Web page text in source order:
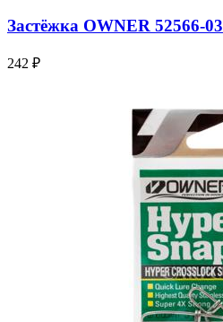
Застёжка OWNER 52566-03
242 ₽